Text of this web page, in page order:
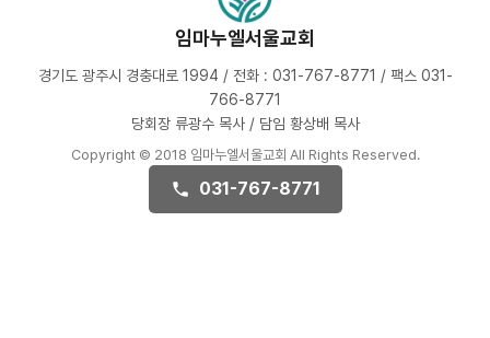
임마누엘서울교회
경기도 광주시 경충대로 1994 / 전화 : 031-767-8771 / 팩스 031-
766-8771
당회장 류광수 목사 / 담임 황상배 목사
Copyright © 2018 임마누엘서울교회 All Rights Reserved.
031-767-8771